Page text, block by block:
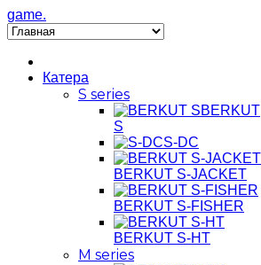
game.
Катера
S series
BERKUT
S
S-DC
BERKUT S-JACKET
BERKUT S-FISHER
BERKUT S-HT
M series